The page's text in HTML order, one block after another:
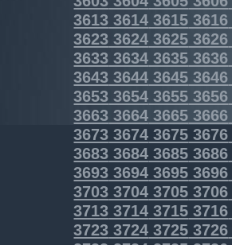
3613 3614 3615 3616
3623 3624 3625 3626
3633 3634 3635 3636
3643 3644 3645 3646
3653 3654 3655 3656
3663 3664 3665 3666
3673 3674 3675 3676
3683 3684 3685 3686
3693 3694 3695 3696
3703 3704 3705 3706
3713 3714 3715 3716
3723 3724 3725 3726